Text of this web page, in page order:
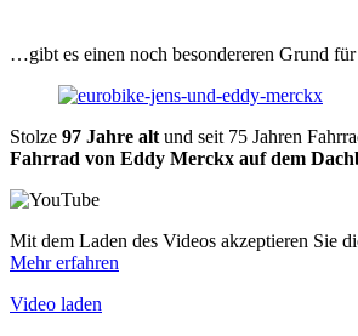
…gibt es einen noch besondereren Grund
Stolze 97 Jahre alt und seit 75 Jahren
Fahrrad von Eddy Merckx auf dem
Mit dem Laden des Videos akzeptieren Sie
Mehr erfahren
Video laden